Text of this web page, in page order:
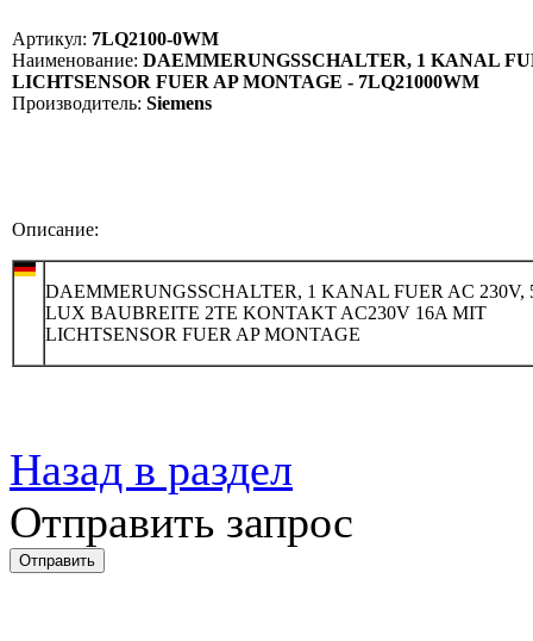
Артикул: 7LQ2100-0WM
Наименование: DAEMMERUNGSSCHALTER, 1 KANAL
LICHTSENSOR FUER AP MONTAGE - 7LQ21000WM
Производитель: Siemens
Описание:
DAEMMERUNGSSCHALTER, 1 KANAL FUER AC 230V,
LUX BAUBREITE 2TE KONTAKT AC230V 16A MIT
LICHTSENSOR FUER AP MONTAGE
Назад в раздел
Отправить запрос